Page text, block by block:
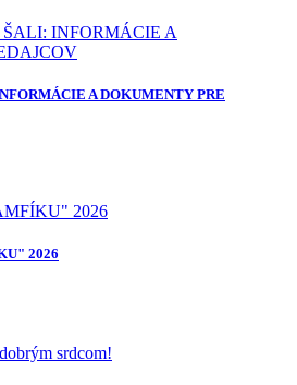
A DOKUMENTY PRE
2026